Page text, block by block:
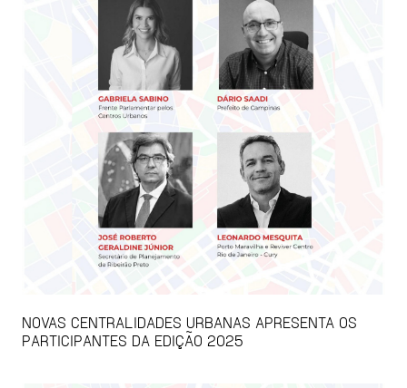
NOVAS CENTRALIDADES URBANAS APRESENTA OS
PARTICIPANTES DA EDIÇÃO 2025